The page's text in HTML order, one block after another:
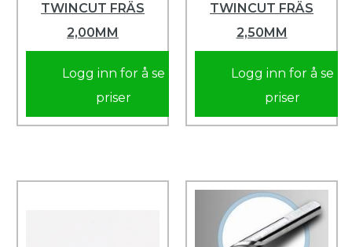
TWINCUT FRÄS
2,00MM
Logg inn for å se
priser
TWINCUT FRÄS
2,50MM
Logg inn for å se
priser